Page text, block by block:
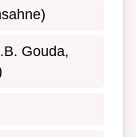
Gouda,